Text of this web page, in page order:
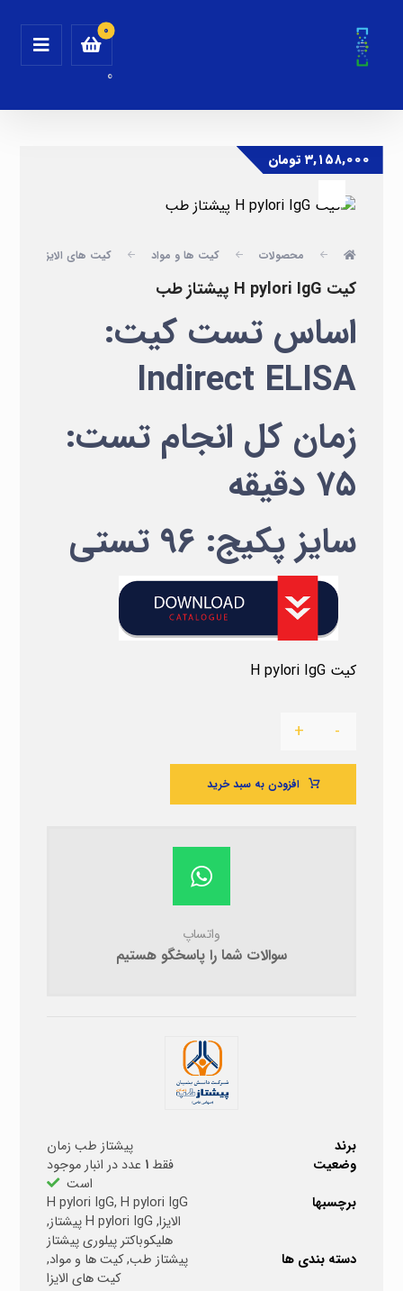
0
محصولات کیت ها و مواد کیت های الایزا
کیت H pylori IgG پیشتاز طب
۳,۱۵۸,۰۰۰ تومان
اساس تست کیت:
Indirect ELISA
زمان کل انجام تست:
۷۵ دقیقه
سایز پکیج: ۹۶ تستی
کیت H pylori IgG
-
+
افزودن به سبد خرید
واتساپ
سوالات شما را پاسخگو هستیم
برند
پیشتاز طب زمان
وضعیت
فقط ۱ عدد در انبار موجود
است
برچسبها
H pylori IgG,H pylori IgG
الایزا, H pylori IgG پیشتاز
,
هلیکوباکتر پیلوری پیشتاز
دسته بندی ها
پیشتاز طب,کیت ها و مواد,
کیت های الایزا